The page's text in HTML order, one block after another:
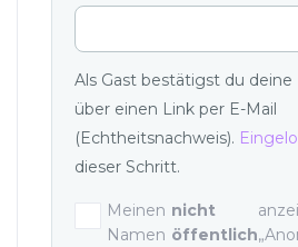
Als Gast bestätigst du
über einen Link per E-Mail
(Echtheitsnachweis).
dieser Schritt.
Meinen
Namen
nicht
öffentlich